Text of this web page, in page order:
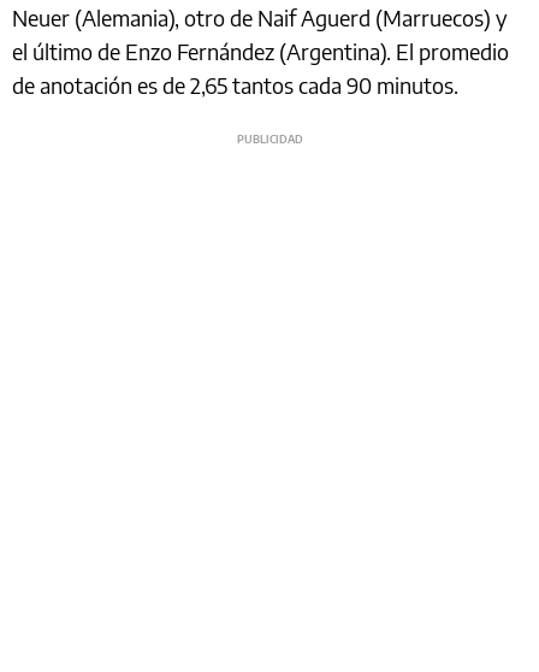
Neuer (Alemania), otro de Naif Aguerd (Marruecos) y
el último de Enzo Fernández (Argentina). El promedio
de anotación es de 2,65 tantos cada 90 minutos.